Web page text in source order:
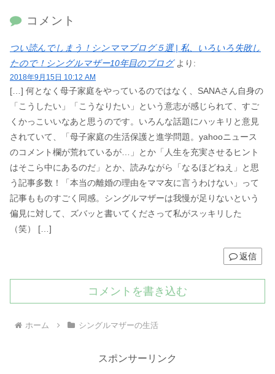
コメント
つい読んでしまう！シンママブログ５選 | 私、いろいろ失敗し
たので！シングルマザー10年目のブログ より:
2018年9月15日 10:12 AM
[…] 何となく母子家庭をやっているのではなく、SANAさん自身の
「こうしたい」「こうなりたい」という意志が感じられて、すご
くかっこいいなあと思うのです。いろんな話題にハッキリと意見
されていて、「母子家庭の生活保護と進学問題。yahooニュース
のコメント欄が荒れているが…」とか「人生を充実させるヒント
はそこら中にあるのだ」とか、読みながら「なるほどねえ」と思
う記事多数！「本当の離婚の理由をママ友に言うわけない」って
記事もものすごく同感。シングルマザーは我慢が足りないという
偏見に対して、ズバッと書いてくださって私がスッキリした
（笑） […]
返信
コメントを書き込む
ホーム シングルマザーの生活
スポンサーリンク